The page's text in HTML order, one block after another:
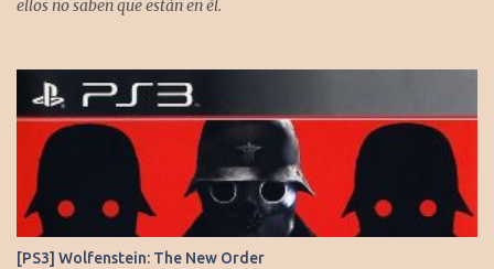
ellos no saben que están en él.
[PS3] Wolfenstein: The New Order